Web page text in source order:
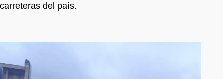
carreteras del país.